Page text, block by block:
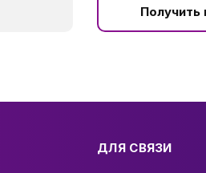
ДЛЯ СВЯЗИ